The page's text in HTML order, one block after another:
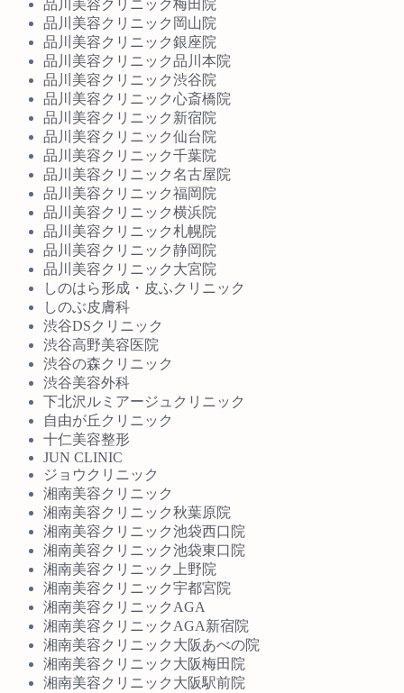
品川美容クリニック梅田院
品川美容クリニック岡山院
品川美容クリニック銀座院
品川美容クリニック品川本院
品川美容クリニック渋谷院
品川美容クリニック心斎橋院
品川美容クリニック新宿院
品川美容クリニック仙台院
品川美容クリニック千葉院
品川美容クリニック名古屋院
品川美容クリニック福岡院
品川美容クリニック横浜院
品川美容クリニック札幌院
品川美容クリニック静岡院
品川美容クリニック大宮院
しのはら形成・皮ふクリニック
しのぶ皮膚科
渋谷DSクリニック
渋谷高野美容医院
渋谷の森クリニック
渋谷美容外科
下北沢ルミアージュクリニック
自由が丘クリニック
十仁美容整形
JUN CLINIC
ジョウクリニック
湘南美容クリニック
湘南美容クリニック秋葉原院
湘南美容クリニック池袋西口院
湘南美容クリニック池袋東口院
湘南美容クリニック上野院
湘南美容クリニック宇都宮院
湘南美容クリニックAGA
湘南美容クリニックAGA新宿院
湘南美容クリニック大阪あべの院
湘南美容クリニック大阪梅田院
湘南美容クリニック大阪駅前院